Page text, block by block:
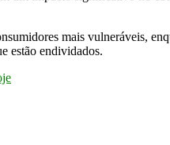
mais vulneráveis,
estão endividados.